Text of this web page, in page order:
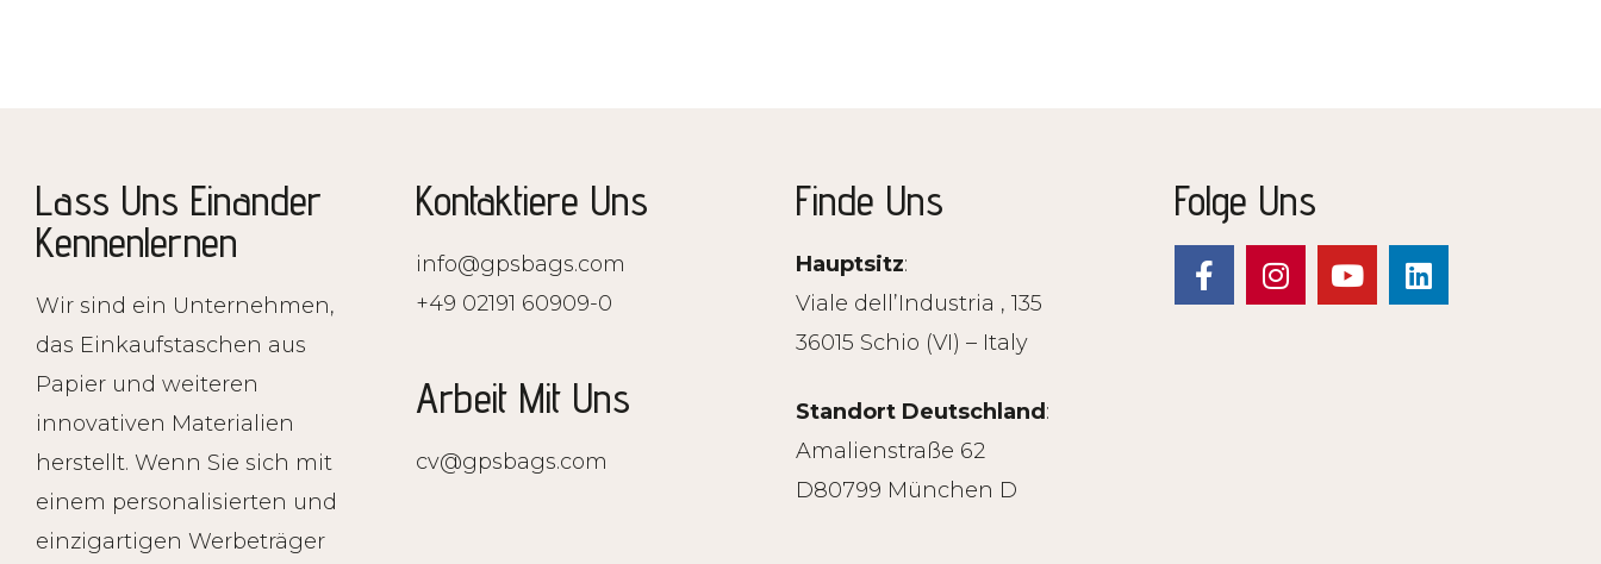
Lass Uns Einander
Kennenlernen
Wir sind ein Unternehmen,
das Einkaufstaschen aus
Papier und weiteren
innovativen Materialien
herstellt. Wenn Sie sich mit
einem personalisierten und
einzigartigen Werbeträger
Kontaktiere Uns
info@gpsbags.com
+49 02191 60909-0
Arbeit Mit Uns
cv@gpsbags.com
Finde Uns
Hauptsitz:
Viale dell’Industria , 135
36015 Schio (VI) – Italy
Standort Deutschland :
Amalienstraße 62
D80799 München D
Folge Uns